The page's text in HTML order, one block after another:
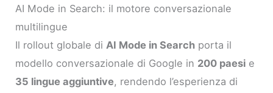
AI Mode in Search: il motore conversazionale
multilingue
Il rollout globale diAI Mode in Search porta il
modello conversazionale di Google in 200 paesi e
35 lingue aggiuntive, rendendo l’esperienza di